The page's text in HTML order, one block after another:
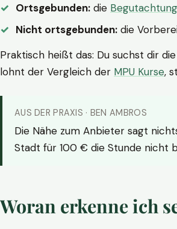
Ortsgebunden: die
Nicht ortsgebunden: die
Praktisch heißt das: Du suchst dir
lohnt der Vergleich der MPU Kurse,
AUS DER PRAXIS · BEN AMBROS
Die Nähe zum Anbieter sagt
Stadt für 100 € die Stunde nicht
Woran erkenne ich